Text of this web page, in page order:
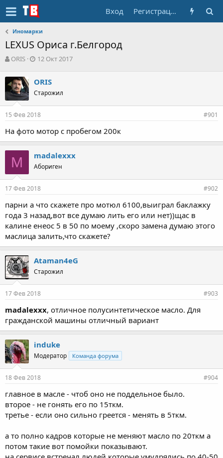
Вход Регистрация
Иномарки
LEXUS Ориса г.Белгород
А
т
о
р
т
е
ы
ORIS
Д
а
н
ч
л
12 Окт 2017
ORIS
Старожил
15 Фев 2018 #901
На фото мотор с пробегом 200к
M madalexxx
Абориген
17 Фев 2018 #902
парни а что скажете про мотюл 6100,выиграл баклажку
года 3 назад,вот все думаю лить его или нет))щас в
калине енеос 5 в 50 по моему ,скоро замена думаю этого
маслица залить,что скажете?
Ataman4eG
Старожил
17 Фев 2018 #903
madalexxx, отличное полусинтетическое масло. Для
гражданской машины отличный вариант
induke
Модератор Команда форума
18 Фев 2018 #904
главное в масле - чтоб оно не поддельное было.
второе - не гонять его по 15ткм.
третье - если оно сильно греется - менять в 5ткм.
а то полно кадров которые не меняют масло по 20ткм а
потом такие вот помойки показывают.